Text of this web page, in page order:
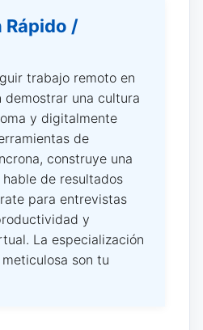
Rápido /
trabajo remoto en
demostrar una cultura
y digitalmente
de
construye una
de resultados
para entrevistas
y
La especialización
son tu